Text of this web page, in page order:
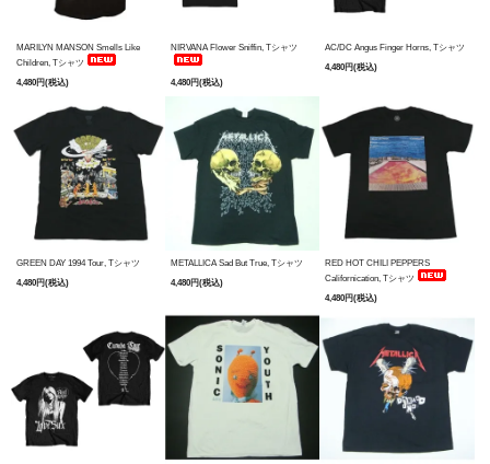
MARILYN MANSON Smells Like
Children, Tシャツ
4,480円(税込)
NIRVANA Flower Sniffin, Tシャツ
4,480円(税込)
AC/DC Angus Finger Horns, Tシャツ
4,480円(税込)
GREEN DAY 1994 Tour, Tシャツ
4,480円(税込)
METALLICA Sad But True, Tシャツ
4,480円(税込)
RED HOT CHILI PEPPERS
Californication, Tシャツ
4,480円(税込)